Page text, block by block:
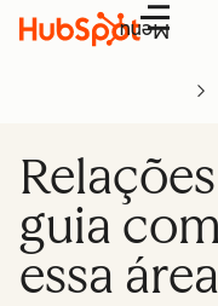
Menu
guia
essa